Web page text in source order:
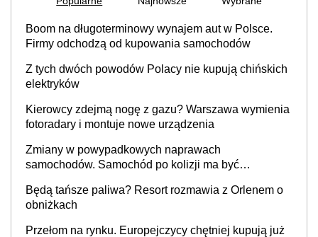
Boom na długoterminowy wynajem aut w Polsce.
Firmy odchodzą od kupowania samochodów
Z tych dwóch powodów Polacy nie kupują chińskich
elektryków
Kierowcy zdejmą nogę z gazu? Warszawa wymienia
fotoradary i montuje nowe urządzenia
Zmiany w powypadkowych naprawach
samochodów. Samochód po kolizji ma być
producenta
Będą tańsze paliwa? Resort rozmawia z Orlenem o
obniżkach
Przełom na rynku. Europejczycy chętniej kupują już